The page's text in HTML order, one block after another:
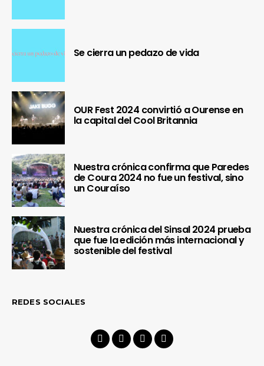
Se cierra un pedazo de vida
OUR Fest 2024 convirtió a Ourense en
la capital del Cool Britannia
Nuestra crónica confirma que Paredes
de Coura 2024 no fue un festival, sino
un Couraíso
Nuestra crónica del Sinsal 2024 prueba
que fue la edición más internacional y
sostenible del festival
REDES SOCIALES